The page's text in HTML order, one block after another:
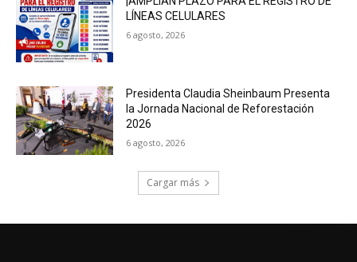
LÍNEAS CELULARES
6 agosto, 2026
Presidenta Claudia Sheinbaum Presenta
la Jornada Nacional de Reforestación
2026
6 agosto, 2026
Cargar más